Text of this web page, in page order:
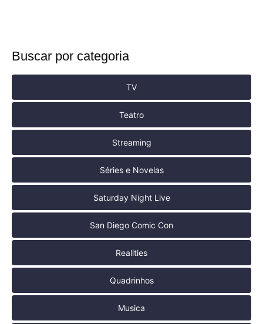
Buscar por categoria
TV
Teatro
Streaming
Séries e Novelas
Saturday Night Live
San Diego Comic Con
Realities
Quadrinhos
Musica